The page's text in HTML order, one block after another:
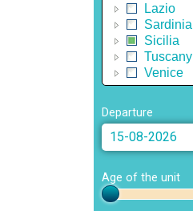
Lazio
Sardinia
Sicilia
Tuscany
Venice
Departure
Age of the unit